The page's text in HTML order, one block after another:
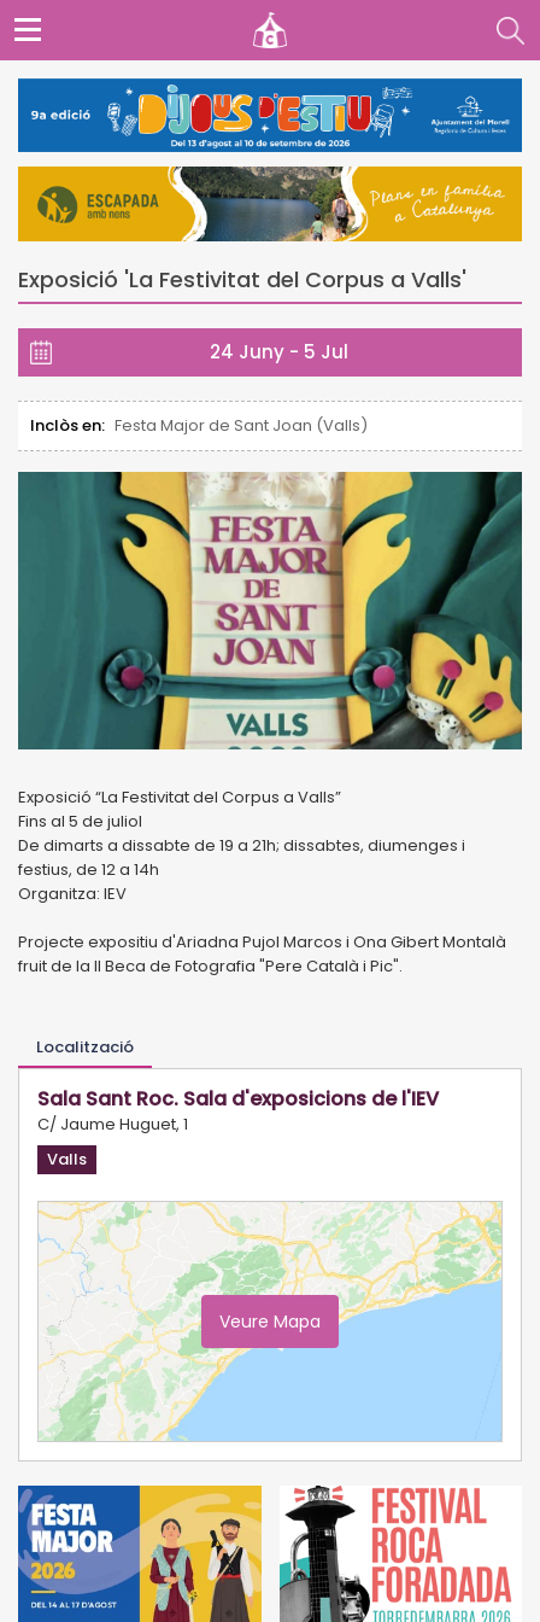
Exposició 'La Festivitat del Corpus a Valls'
24 Juny - 5 Jul
Inclòs en: Festa Major de Sant Joan (Valls)
Exposició “La Festivitat del Corpus a Valls”
Fins al 5 de juliol
De dimarts a dissabte de 19 a 21h; dissabtes, diumenges i
festius, de 12 a 14h
Organitza: IEV
Projecte expositiu d'Ariadna Pujol Marcos i Ona Gibert Montalà
fruit de la II Beca de Fotografia "Pere Català i Pic".
Localització
Sala Sant Roc. Sala d'exposicions de l'IEV
C/ Jaume Huguet, 1
Valls
Veure Mapa